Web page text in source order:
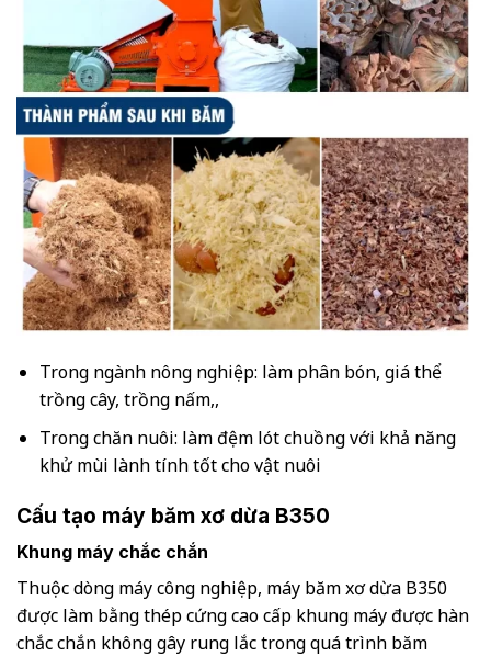
Trong ngành nông nghiệp: làm phân bón, giá thể
trồng cây, trồng nấm,,
Trong chăn nuôi: làm đệm lót chuồng với khả năng
khử mùi lành tính tốt cho vật nuôi
Cấu tạo máy băm xơ dừa B350
Khung máy chắc chắn
Thuộc dòng máy công nghiệp, máy băm xơ dừa B350
được làm bằng thép cứng cao cấp khung máy được hàn
chắc chắn không gây rung lắc trong quá trình băm